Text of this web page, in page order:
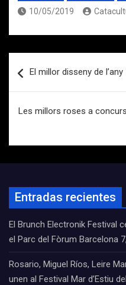
10/05/2019
de
El millor disseny de
Les millors roses a
Entradas recientes
El Brunch Electronik Festival
el Parc del Fòrum Barcelona
Rosario, Miguel Ríos, Leire
unen al Festival Mar d’Estiu